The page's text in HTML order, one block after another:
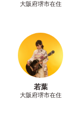
大阪府堺市在住
若葉
大阪府堺市在住